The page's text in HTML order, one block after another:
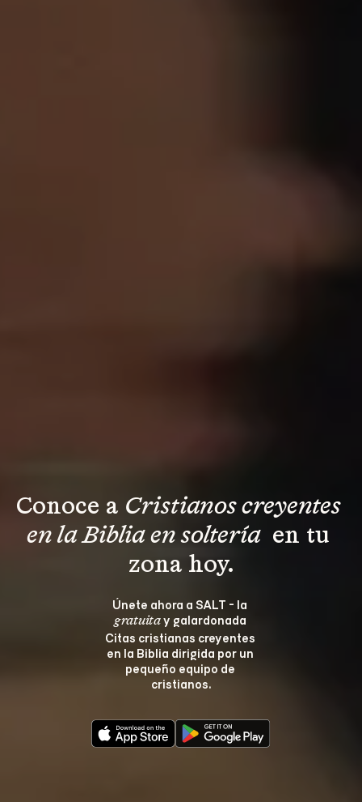
Conoce a Cristianos creyentes
en la Biblia en soltería en tu
zona hoy.
Únete ahora a SALT - la
gratuita y galardonada
Citas cristianas creyentes
en la Biblia dirigida por un
pequeño equipo de
cristianos.